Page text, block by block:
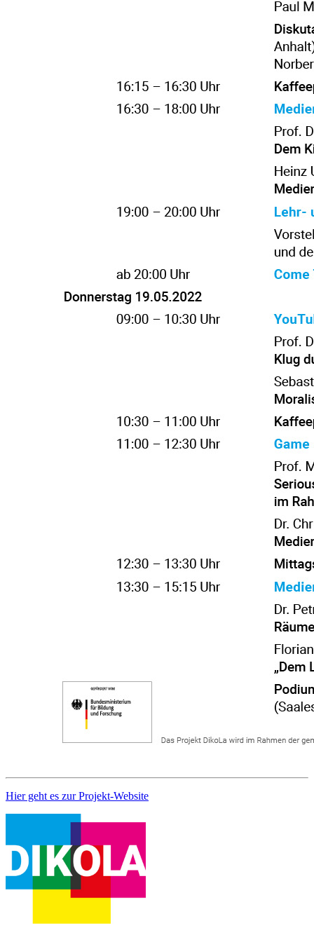
Hier geht es zur Projekt-Website